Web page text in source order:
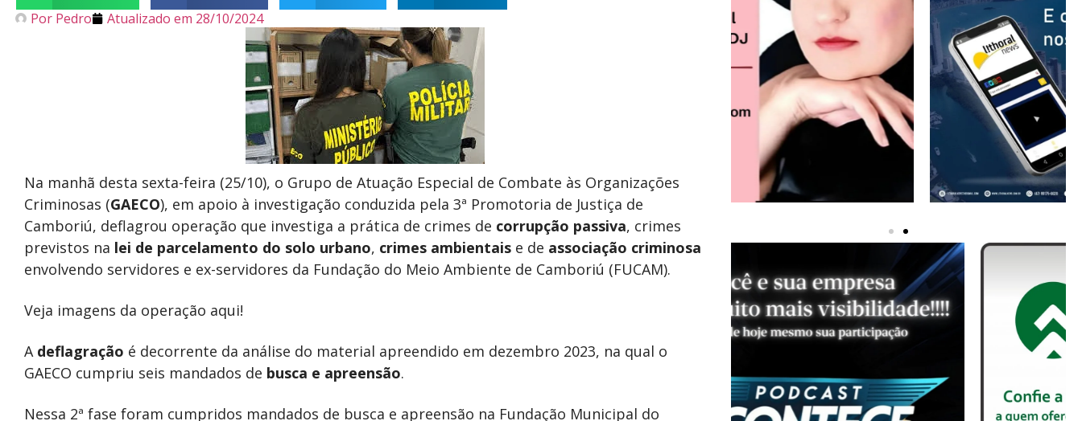
Por Pedro Atualizado em 28/10/2024
Na manhã desta sexta-feira (25/10), o Grupo de Atuação Especial de Combate às Organizações
Criminosas (GAECO), em apoio à investigação conduzida pela 3ª Promotoria de Justiça de
Camboriú, deflagrou operação que investiga a prática de crimes de corrupção passiva, crimes
previstos na lei de parcelamento do solo urbano, crimes ambientais e de associação criminosa
envolvendo servidores e ex-servidores da Fundação do Meio Ambiente de Camboriú (FUCAM).
Veja imagens da operação aqui!
A deflagração é decorrente da análise do material apreendido em dezembro 2023, na qual o
GAECO cumpriu seis mandados de busca e apreensão.
Nessa 2ª fase foram cumpridos mandados de busca e apreensão na Fundação Municipal do